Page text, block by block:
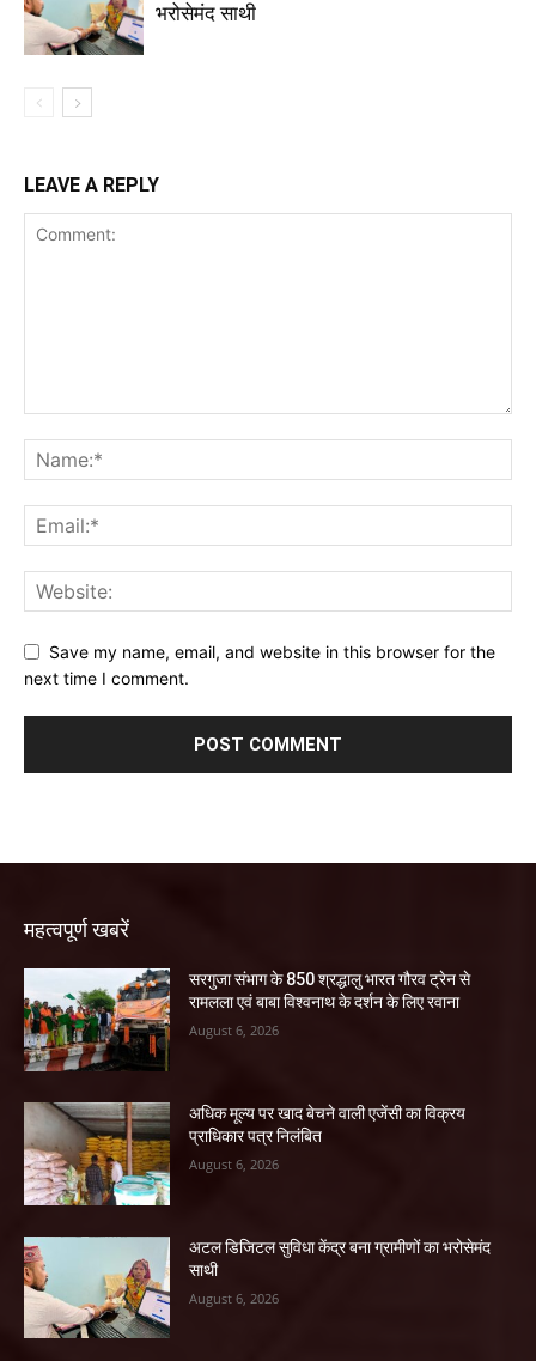
भरोसेमंद साथी
LEAVE A REPLY
Save my name, email, and website in this browser for the
next time I comment.
महत्वपूर्ण खबरें
सरगुजा संभाग के 850 श्रद्धालु भारत गौरव ट्रेन से
रामलला एवं बाबा विश्वनाथ के दर्शन के लिए रवाना
August 6, 2026
अधिक मूल्य पर खाद बेचने वाली एजेंसी का विक्रय
प्राधिकार पत्र निलंबित
August 6, 2026
अटल डिजिटल सुविधा केंद्र बना ग्रामीणों का भरोसेमंद
साथी
August 6, 2026